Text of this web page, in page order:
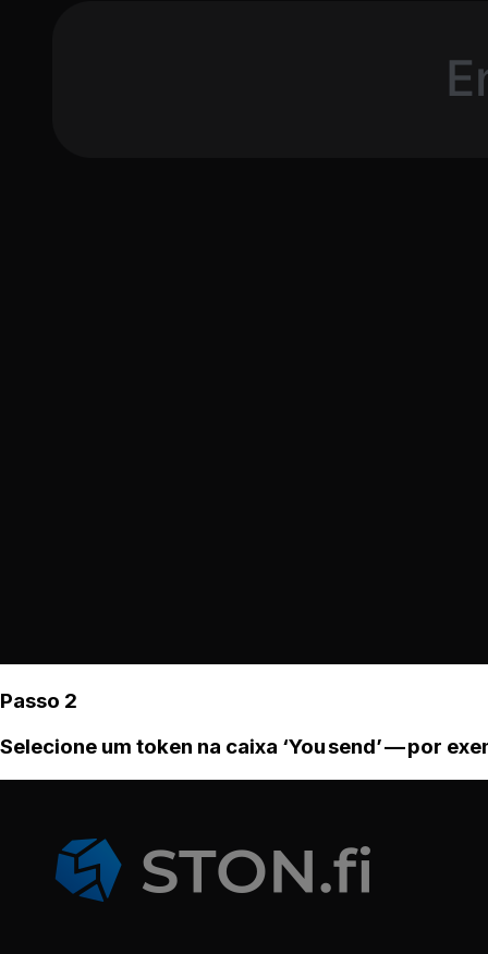
Passo 2
Selecione um token na caixa ‘You send’ — por